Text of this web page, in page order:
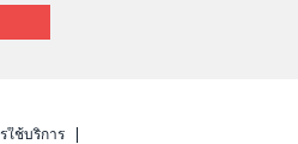
ใช้บริการ